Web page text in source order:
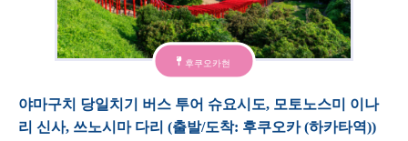
후쿠오카현
야마구치 당일치기 버스 투어 슈요시도, 모토노스미 이나
리 신사, 쓰노시마 다리 (출발/도착: 후쿠오카 (하카타역))